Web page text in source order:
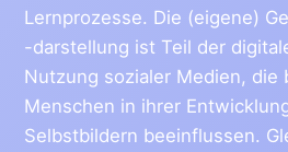
Lernprozesse. Die (eigene)
-darstellung ist Teil der
Nutzung sozialer Medien, die
Menschen in ihrer
Selbstbildern beeinflussen.